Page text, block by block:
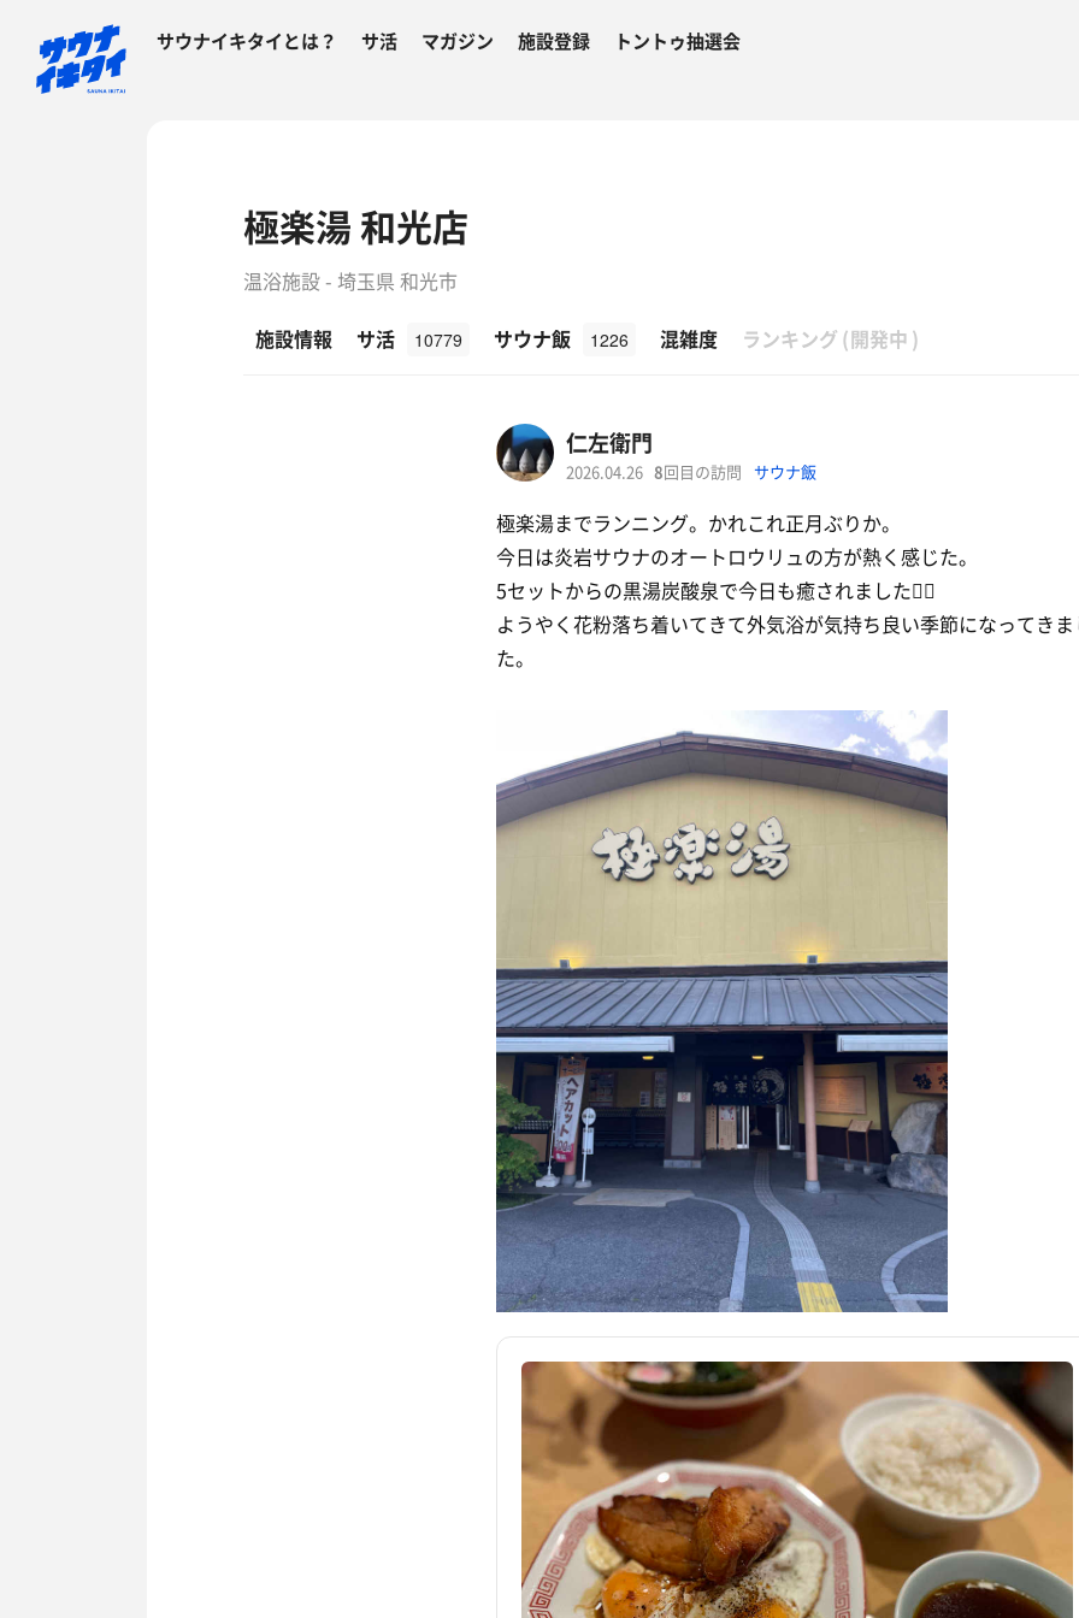
サウナイキタイとは？ サ活 マガジン 施設登録 トントゥ抽選会
極楽湯 和光店
温浴施設 - 埼玉県 和光市
施設情報
サ活 10779 サウナ飯 1226 混雑度 ランキング (開発中 )
仁左衛門
2026.04.26 8回目の訪問 サウナ飯
極楽湯までランニング。かれこれ正月ぶりか。
今日は炎岩サウナのオートロウリュの方が熱く感じた。
5セットからの黒湯炭酸泉で今日も癒されました🧖‍♂️
ようやく花粉落ち着いてきて外気浴が気持ち良い季節になってき
た。